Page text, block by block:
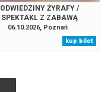
ODWIEDZINY ŻYRAFY /
SPEKTAKL Z ZABAWĄ
TEATRALNĄ
06.10.2026, Poznań
kup bilet